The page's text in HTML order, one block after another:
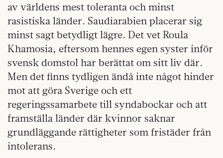
av världens mest toleranta och minst
rasistiska länder. Saudiarabien placerar sig
minst sagt betydligt lägre. Det vet Roula
Khamosia, eftersom hennes egen syster inför
svensk domstol har berättat om sitt liv där.
Men det finns tydligen ändå inte något hinder
mot att göra Sverige och ett
regeringssamarbete till syndabockar och att
framställa länder där kvinnor saknar
grundläggande rättigheter som fristäder från
intolerans.